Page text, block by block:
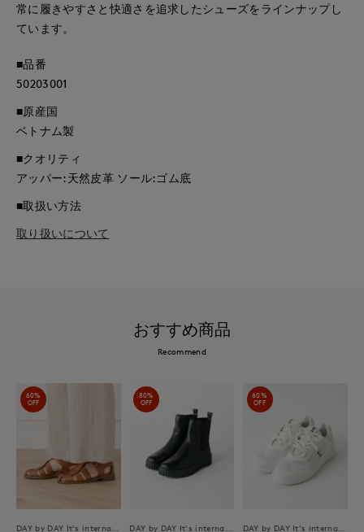
常に履きやすさと快適さを追求したシューズをラインナップし
ています。
■品番
50203001
■原産国
ベトナム製
■クオリティ
アッパー:天然皮革 ソール:ゴム底
■取扱い方法
取り扱いについて
おすすめ商品
Recommend
60%
OFF
80%
OFF
60%
OFF